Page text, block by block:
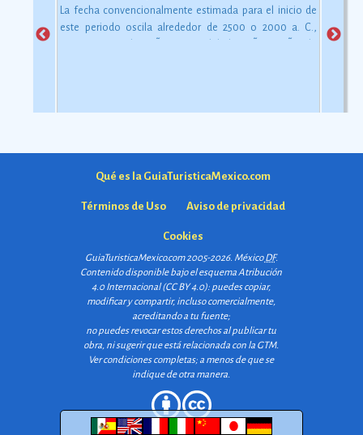
La fecha convencionalmente estimada para el inicio de
este periodo oscila alrededor de 2500 o 2000 a. C.,
Qué es la GuiaTuristicaMexico.com
Términos de Uso Aviso de privacidad
Cookies
GuiaTuristicaMexico.com 2005-2026. MéxicoDF.
Contenido disponible bajo el esquemaAtribución
4.0 Internacional (CC BY 4.0): puedes copiar,
modificar y compartir, incluso comercialmente,
acreditando a tu fuente;
no puedes revocar estos derechos al publicar tu
obra, ni sugerir que está relacionada con la GTM.
Ver condiciones completas; a menos de que se
indique de otra manera.